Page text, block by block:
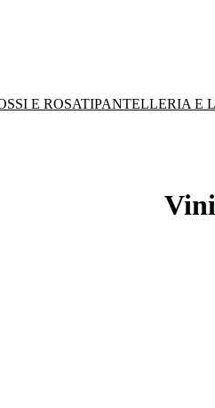
E ROSATIPANTELLERIA E